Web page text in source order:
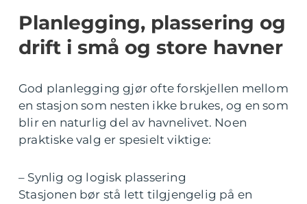
Planlegging, plassering og
drift i små og store havner
God planlegging gjør ofte forskjellen mellom
en stasjon som nesten ikke brukes, og en som
blir en naturlig del av havnelivet. Noen
praktiske valg er spesielt viktige:
– Synlig og logisk plassering
Stasjonen bør stå lett tilgjengelig på en